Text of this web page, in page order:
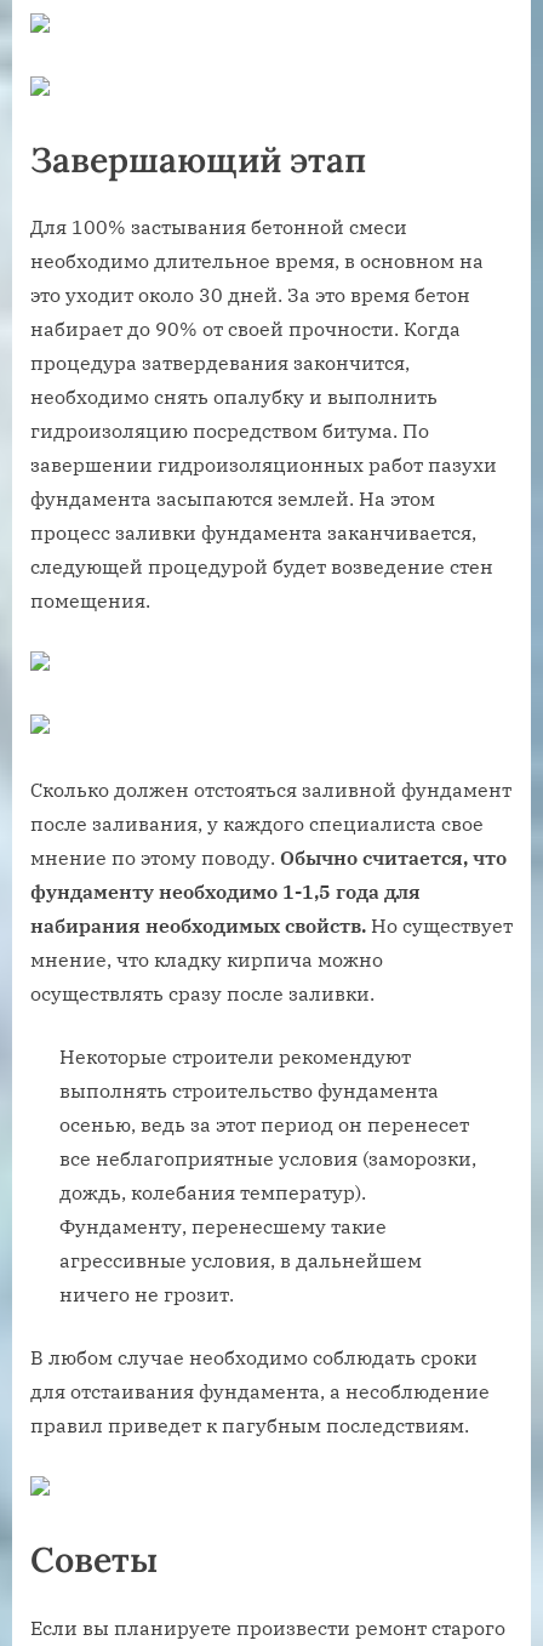
Завершающий этап
Для 100% застывания бетонной смеси
необходимо длительное время, в основном на
это уходит около 30 дней. За это время бетон
набирает до 90% от своей прочности. Когда
процедура затвердевания закончится,
необходимо снять опалубку и выполнить
гидроизоляцию посредством битума. По
завершении гидроизоляционных работ пазухи
фундамента засыпаются землей. На этом
процесс заливки фундамента заканчивается,
следующей процедурой будет возведение стен
помещения.
Сколько должен отстояться заливной фундамент
после заливания, у каждого специалиста свое
мнение по этому поводу. Обычно считается, что
фундаменту необходимо 1-1,5 года для
набирания необходимых свойств. Но существует
мнение, что кладку кирпича можно
осуществлять сразу после заливки.
Некоторые строители рекомендуют
выполнять строительство фундамента
осенью, ведь за этот период он перенесет
все неблагоприятные условия (заморозки,
дождь, колебания температур).
Фундаменту, перенесшему такие
агрессивные условия, в дальнейшем
ничего не грозит.
В любом случае необходимо соблюдать сроки
для отстаивания фундамента, а несоблюдение
правил приведет к пагубным последствиям.
Советы
Если вы планируете произвести ремонт старого